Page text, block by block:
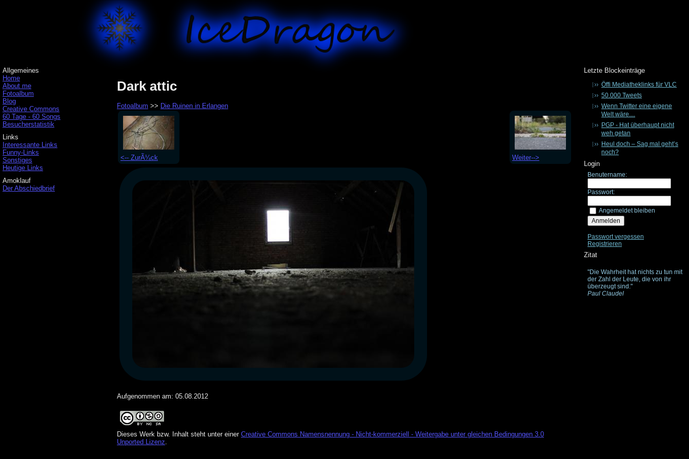
Allgemeines
Home
About me
Fotoalbum
Blog
Creative Commons
60 Tage - 60 Songs
Besucherstatistik
Links
Interessante Links
Funny-Links
Sonstiges
Heutige Links
Amoklauf
Der Abschiedbrief
Dark attic
Fotoalbum >> Die Ruinen in Erlangen
<-- ZurÃ¼ck Weiter-->
Aufgenommen am: 05.08.2012
Dieses Werk bzw. Inhalt steht unter einer Creative Commons Namensnennung - Nicht-kommerziell - Weitergabe unter gleichen Bedingungen 3.0
Unported Lizenz.
Letzte Blockeinträge
Öffi Mediatheklinks für VLC
50.000 Tweets
Wenn Twitter eine eigene
Welt wäre....
PGP - Hat überhaupt nicht
weh getan
Heul doch – Sag mal geht’s
noch?
Login
Benutername:
Passwort:
Angemeldet bleiben
Passwort vergessen
Registrieren
Zitat
"Die Wahrheit hat nichts zu tun mit
der Zahl der Leute, die von ihr
überzeugt sind."
Paul Claudel